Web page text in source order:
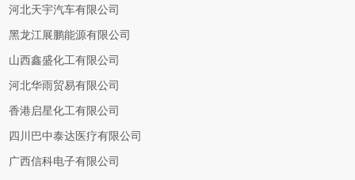
河北天宇汽车有限公司
黑龙江展鹏能源有限公司
山西鑫盛化工有限公司
河北华雨贸易有限公司
香港启星化工有限公司
四川巴中泰达医疗有限公司
广西信科电子有限公司